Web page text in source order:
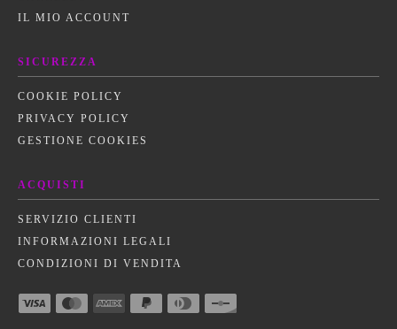
IL MIO ACCOUNT
SICUREZZA
COOKIE POLICY
PRIVACY POLICY
GESTIONE COOKIES
ACQUISTI
SERVIZIO CLIENTI
INFORMAZIONI LEGALI
CONDIZIONI DI VENDITA